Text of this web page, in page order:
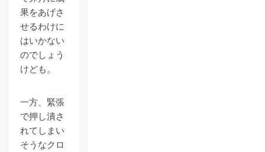
果をあげさ
せるわけに
はいかない
のでしょう
けども。
一方、緊張
で押し潰さ
れてしまい
そうなクロ